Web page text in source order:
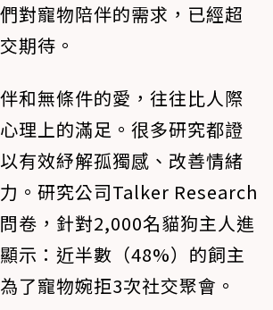
對寵物陪伴的需求，已經超
期待。
和無條件的愛，往往比人際
理上的滿足。很多研究都證
有效紓解孤獨感、改善情緒
。研究公司Talker Research
卷，針對2,000名貓狗主人進
示： 近半數（48%）的飼主
了寵物婉拒3次社交聚會。